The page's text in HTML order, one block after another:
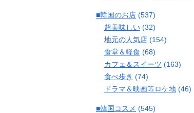
■韓国のお店 (537)
超美味しい(32)
地元の人気店(154)
食堂＆軽食 (68)
カフェ＆スイーツ (163)
食べ歩き (74)
ドラマ＆映画等ロケ地(46)
■韓国コスメ (545)